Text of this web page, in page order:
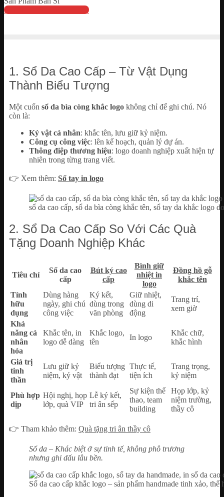
Xem thêm Sổ Tay In Logo
1. Sổ Da Cao Cấp – Từ Vật Dụng
Thành Biểu Tượng
Một cuốn sổ da bìa còng khắc logo không chỉ để ghi chú. Nó
còn là:
Kỷ vật cá nhân: khắc tên, lưu giữ kỷ niệm.
Công cụ công việc: lên kế hoạch, quản lý dự án.
Thông điệp thương hiệu: logo doanh nghiệp xuất hiện tự
nhiên trong từng trang viết.
👉 Xem thêm: Sổ tay in logo
sổ da cao cấp, sổ da bìa còng khắc tên, sổ tay da khắc logo
2. Sổ Da Cao Cấp So Với Các Quà
Tặng Doanh Nghiệp Khác
Tiêu chí
Sổ da cao
cấp
Bút ký cao
cấp
Bình giữ
nhiệt in
logo
Đồng hồ gỗ
khắc tên
Tính
hữu
dụng
Dùng hàng
ngày, ghi chú
công việc
Ký kết,
dùng trong
văn phòng
Giữ nhiệt,
dùng di
động
Trang trí,
xem giờ
Khả
năng cá
nhân
hóa
Khắc tên, in
logo dễ dàng
Khắc logo,
tên
In logo
Khắc chữ,
khắc hình
Giá trị
tinh
thần
Lưu giữ kỷ
niệm, kỷ vật
Biểu tượng
thành đạt
Thực tế,
tiện ích
Trang trọng,
kỷ niệm
Phù hợp
dịp
Hội nghị, họp
lớp, quà VIP
Lễ ký kết,
tri ân sếp
Sự kiện thể
thao, team
building
Họp lớp, kỷ
niệm trường,
thầy cô
👉 Tham khảo thêm: Quà tặng tri ân thầy cô
Sổ da – Khác biệt ở sự tinh tế, không phô trương
nhưng ghi dấu lâu bền.
Sổ da cao cấp khắc logo – sản phẩm handmade tinh xảo,